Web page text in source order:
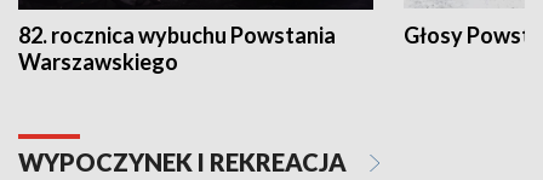
82. rocznica wybuchu Powstania
Warszawskiego
Głosy
WYPOCZYNEK I REKREACJA